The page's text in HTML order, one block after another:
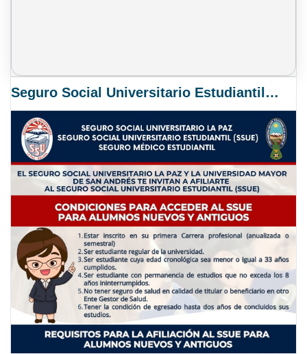
Seguro Social Universitario Estudiantil SSUE